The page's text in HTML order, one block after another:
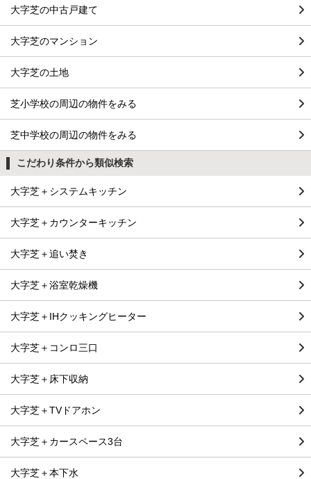
大字芝の中古戸建て
大字芝のマンション
大字芝の土地
芝小学校の周辺の物件をみる
芝中学校の周辺の物件をみる
こだわり条件から類似検索
大字芝＋システムキッチン
大字芝＋カウンターキッチン
大字芝＋追い焚き
大字芝＋浴室乾燥機
大字芝＋IHクッキングヒーター
大字芝＋コンロ三口
大字芝＋床下収納
大字芝＋TVドアホン
大字芝＋カースペース3台
大字芝＋本下水